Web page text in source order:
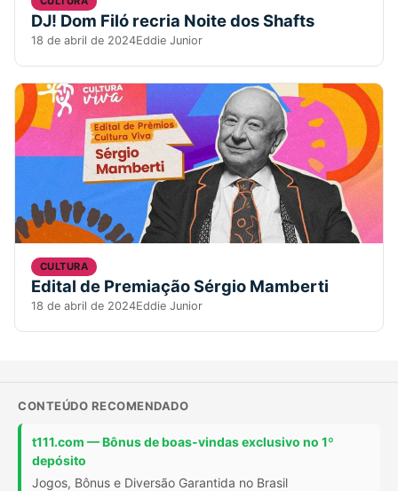
DJ! Dom Filó recria Noite dos Shafts
18 de abril de 2024Eddie Junior
CULTURA
Edital de Premiação Sérgio Mamberti
18 de abril de 2024Eddie Junior
CONTEÚDO RECOMENDADO
t111.com — Bônus de boas-vindas exclusivo no 1º
depósito
Jogos, Bônus e Diversão Garantida no Brasil